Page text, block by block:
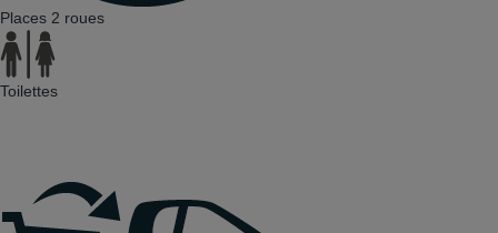
Places 2 roues
Toilettes